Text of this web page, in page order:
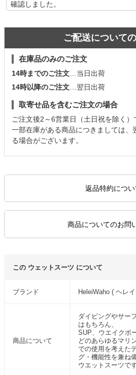
ご配送について
在庫品のみのご注文
14時までのご注文 …当日出荷
14時以降のご注文 …翌日出荷
取寄せ品を含むご注文の場合
ご注文後2～6営業日（土日祝を除く）
一部在庫がある商品につきましては、
る場合がございます。
返品特約につい
商品についてのお問
この ウェットスーツ について
ブランド HeleiWaho ( ヘレ
商品について
ダイビングやサー
はもちろん、
SUP、ウエイクボ
どのあらゆるマリ
での使用を考えた
グ・機能性を兼ね
ウエットスーツです